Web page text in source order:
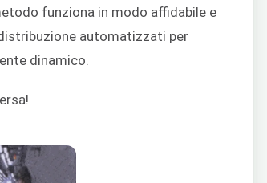
funziona in modo affidabile e
automatizzati per
dinamico.